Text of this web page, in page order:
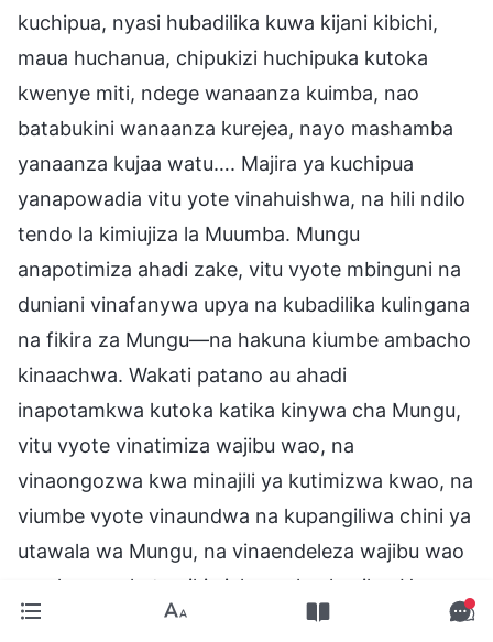
kuchipua, nyasi hubadilika kuwa kijani kibichi,
maua huchanua, chipukizi huchipuka kutoka
kwenye miti, ndege wanaanza kuimba, nao
batabukini wanaanza kurejea, nayo mashamba
yanaanza kujaa watu…. Majira ya kuchipua
yanapowadia vitu yote vinahuishwa, na hili ndilo
tendo la kimiujiza la Muumba. Mungu
anapotimiza ahadi zake, vitu vyote mbinguni na
duniani vinafanywa upya na kubadilika kulingana
na fikira za Mungu—na hakuna kiumbe ambacho
kinaachwa. Wakati patano au ahadi
inapotamkwa kutoka katika kinywa cha Mungu,
vitu vyote vinatimiza wajibu wao, na
vinaongozwa kwa minajili ya kutimizwa kwao, na
viumbe vyote vinaundwa na kupangiliwa chini ya
utawala wa Mungu, na vinaendeleza wajibu wao
maalum, na kutumikia jukumu lao husika. Haya
ndiyo maonyesho ya mamlaka ya Muumba.